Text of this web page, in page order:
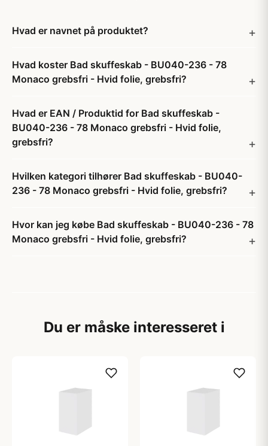
Hvad er navnet på produktet?
Hvad koster Bad skuffeskab - BU040-236 - 78
Monaco grebsfri - Hvid folie, grebsfri?
Hvad er EAN / Produktid for Bad skuffeskab -
BU040-236 - 78 Monaco grebsfri - Hvid folie,
grebsfri?
Hvilken kategori tilhører Bad skuffeskab - BU040-
236 - 78 Monaco grebsfri - Hvid folie, grebsfri?
Hvor kan jeg købe Bad skuffeskab - BU040-236 - 78
Monaco grebsfri - Hvid folie, grebsfri?
Du er måske interesseret i